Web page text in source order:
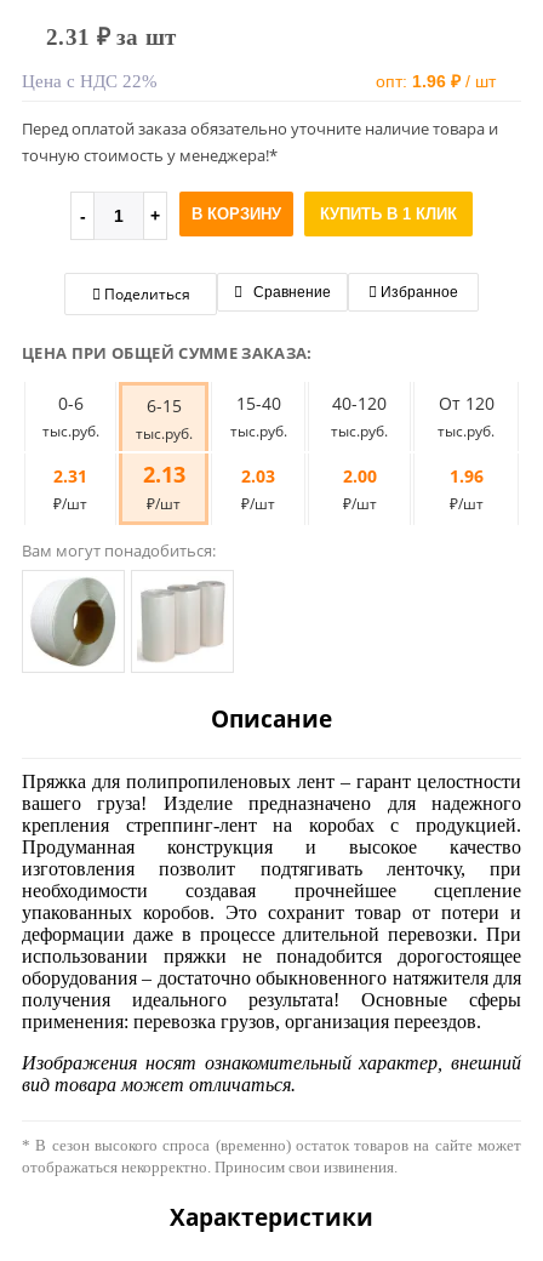
2.31 ₽ за шт
Цена с НДС 22% опт: 1.96 ₽/ шт
Перед оплатой заказа обязательно уточните наличие товара и
точную стоимость у менеджера!*
В КОРЗИНУ КУПИТЬ В 1 КЛИК
Поделиться Сравнение Избранное
ЦЕНА ПРИ ОБЩЕЙ СУММЕ ЗАКАЗА:
0-6
тыс.руб.
6-15
тыс.руб.
15-40
тыс.руб.
40-120
тыс.руб.
От 120
тыс.руб.
2.31
₽/шт
2.13
₽/шт
2.03
₽/шт
2.00
₽/шт
1.96
₽/шт
Вам могут понадобиться:
Описание
Пряжка для полипропиленовых лент – гарант целостности
вашего груза! Изделие предназначено для надежного
крепления стреппинг-лент на коробах с продукцией.
Продуманная конструкция и высокое качество
изготовления позволит подтягивать ленточку, при
необходимости создавая прочнейшее сцепление
упакованных коробов. Это сохранит товар от потери и
деформации даже в процессе длительной перевозки. При
использовании пряжки не понадобится дорогостоящее
оборудования – достаточно обыкновенного натяжителя для
получения идеального результата! Основные сферы
применения: перевозка грузов, организация переездов.
Изображения носят ознакомительный характер, внешний
вид товара может отличаться.
* В сезон высокого спроса (временно) остаток товаров на сайте может
отображаться некорректно. Приносим свои извинения.
Характеристики